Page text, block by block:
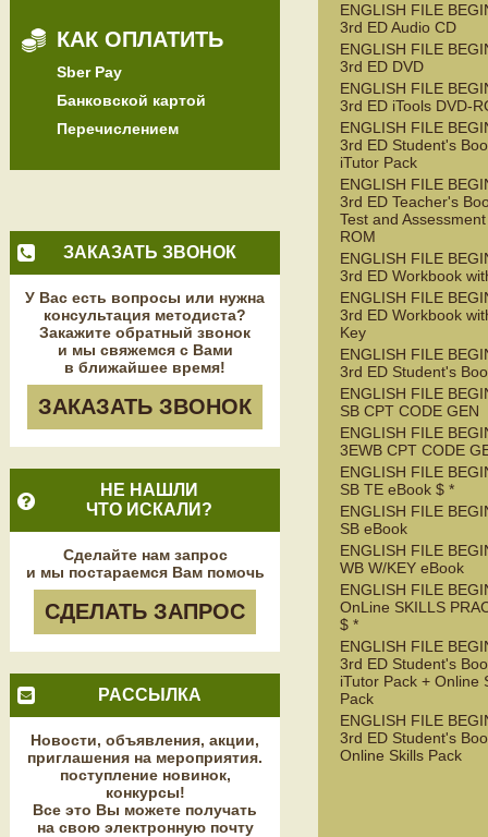
КАК ОПЛАТИТЬ
Sber Pay
Банковской картой
Перечислением
ЗАКАЗАТЬ ЗВОНОК
У Вас есть вопросы или нужна
консультация методиста?
Закажите обратный звонок
и мы свяжемся с Вами
в ближайшее время!
ЗАКАЗАТЬ ЗВОНОК
НЕ НАШЛИ
ЧТО ИСКАЛИ?
Сделайте нам запрос
и мы постараемся Вам помочь
СДЕЛАТЬ ЗАПРОС
РАССЫЛКА
Новости, объявления, акции,
приглашения на мероприятия.
поступление новинок,
конкурсы!
Все это Вы можете получать
на свою электронную почту
ENGLISH FILE
3rd ED Audio CD
ENGLISH FILE
3rd ED DVD
ENGLISH FILE
3rd ED iTools DVD-
ENGLISH FILE
3rd ED Student's
iTutor Pack
ENGLISH FILE
3rd ED Teacher's
Test and
ROM
ENGLISH FILE
3rd ED Workbook
ENGLISH FILE
3rd ED Workbook
Key
ENGLISH FILE
3rd ED Student's
ENGLISH FILE
SB CPT CODE GEN
ENGLISH FILE
3EWB CPT CODE
ENGLISH FILE
SB TE eBook $ *
ENGLISH FILE
SB eBook
ENGLISH FILE
WB W/KEY eBook
ENGLISH FILE
OnLine SKILLS
$ *
ENGLISH FILE
3rd ED Student's
iTutor Pack + Online
Pack
ENGLISH FILE
3rd ED Student's
Online Skills Pack